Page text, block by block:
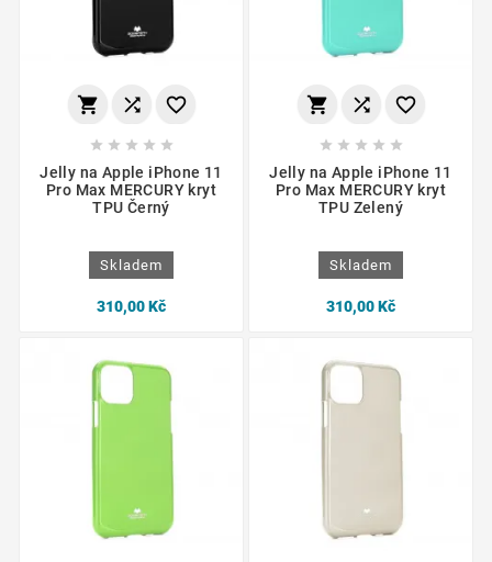
  
    
Jelly na Apple iPhone 11
Pro Max MERCURY kryt
TPU Černý
Skladem
310,00 Kč
  
    
Jelly na Apple iPhone 11
Pro Max MERCURY kryt
TPU Zelený
Skladem
310,00 Kč